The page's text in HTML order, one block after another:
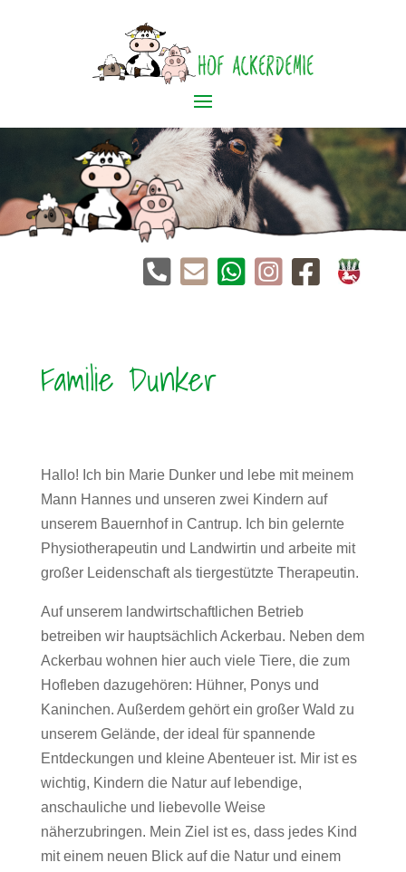





Familie Dunker
Hallo! Ich bin Marie Dunker und lebe mit meinem
Mann Hannes und unseren zwei Kindern auf
unserem Bauernhof in Cantrup. Ich bin gelernte
Physiotherapeutin und Landwirtin und arbeite mit
großer Leidenschaft als tiergestützte Therapeutin.
Auf unserem landwirtschaftlichen Betrieb
betreiben wir hauptsächlich Ackerbau. Neben dem
Ackerbau wohnen hier auch viele Tiere, die zum
Hofleben dazugehören: Hühner, Ponys und
Kaninchen. Außerdem gehört ein großer Wald zu
unserem Gelände, der ideal für spannende
Entdeckungen und kleine Abenteuer ist. Mir ist es
wichtig, Kindern die Natur auf lebendige,
anschauliche und liebevolle Weise
näherzubringen. Mein Ziel ist es, dass jedes Kind
mit einem neuen Blick auf die Natur und einem